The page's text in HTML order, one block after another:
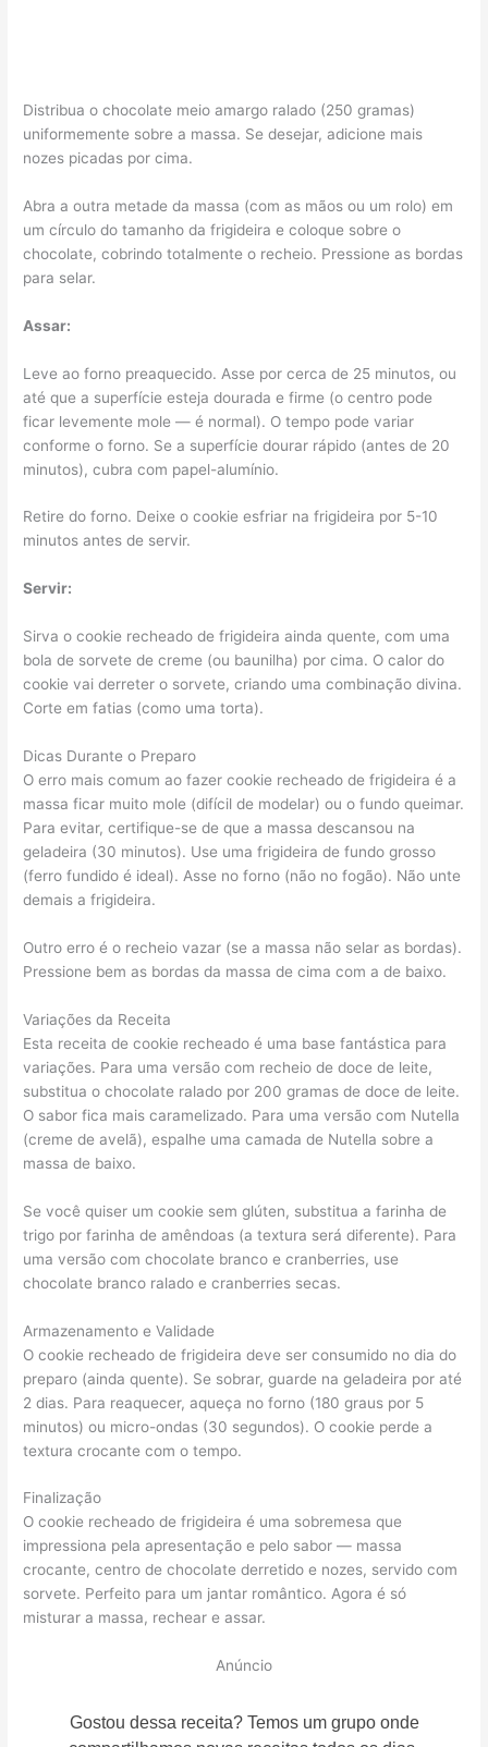
Distribua o chocolate meio amargo ralado (250 gramas)
uniformemente sobre a massa. Se desejar, adicione mais
nozes picadas por cima.
Abra a outra metade da massa (com as mãos ou um rolo) em
um círculo do tamanho da frigideira e coloque sobre o
chocolate, cobrindo totalmente o recheio. Pressione as bordas
para selar.
Assar:
Leve ao forno preaquecido. Asse por cerca de 25 minutos, ou
até que a superfície esteja dourada e firme (o centro pode
ficar levemente mole — é normal). O tempo pode variar
conforme o forno. Se a superfície dourar rápido (antes de 20
minutos), cubra com papel-alumínio.
Retire do forno. Deixe o cookie esfriar na frigideira por 5-10
minutos antes de servir.
Servir:
Sirva o cookie recheado de frigideira ainda quente, com uma
bola de sorvete de creme (ou baunilha) por cima. O calor do
cookie vai derreter o sorvete, criando uma combinação divina.
Corte em fatias (como uma torta).
Dicas Durante o Preparo
O erro mais comum ao fazer cookie recheado de frigideira é a
massa ficar muito mole (difícil de modelar) ou o fundo queimar.
Para evitar, certifique-se de que a massa descansou na
geladeira (30 minutos). Use uma frigideira de fundo grosso
(ferro fundido é ideal). Asse no forno (não no fogão). Não unte
demais a frigideira.
Outro erro é o recheio vazar (se a massa não selar as bordas).
Pressione bem as bordas da massa de cima com a de baixo.
Variações da Receita
Esta receita de cookie recheado é uma base fantástica para
variações. Para uma versão com recheio de doce de leite,
substitua o chocolate ralado por 200 gramas de doce de leite.
O sabor fica mais caramelizado. Para uma versão com Nutella
(creme de avelã), espalhe uma camada de Nutella sobre a
massa de baixo.
Se você quiser um cookie sem glúten, substitua a farinha de
trigo por farinha de amêndoas (a textura será diferente). Para
uma versão com chocolate branco e cranberries, use
chocolate branco ralado e cranberries secas.
Armazenamento e Validade
O cookie recheado de frigideira deve ser consumido no dia do
preparo (ainda quente). Se sobrar, guarde na geladeira por até
2 dias. Para reaquecer, aqueça no forno (180 graus por 5
minutos) ou micro-ondas (30 segundos). O cookie perde a
textura crocante com o tempo.
Finalização
O cookie recheado de frigideira é uma sobremesa que
impressiona pela apresentação e pelo sabor — massa
crocante, centro de chocolate derretido e nozes, servido com
sorvete. Perfeito para um jantar romântico. Agora é só
misturar a massa, rechear e assar.
Anúncio
Gostou dessa receita? Temos um grupo onde